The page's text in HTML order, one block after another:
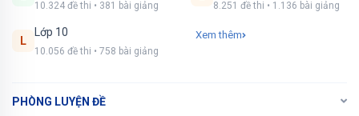
10.324 đề thi • 381 bài giảng
L
Lớp 10
10.056 đề thi • 758 bài giảng
8.251 đề thi • 1.136 bài giảng
Xem thêm
PHÒNG LUYỆN ĐỀ